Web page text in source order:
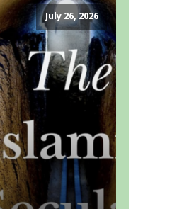
July 26, 2026